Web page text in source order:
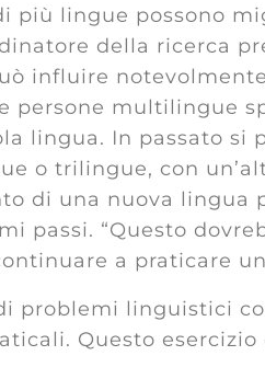
più lingue possono
della ricerca
influire
persone multilingue
lingua. In passato si
o trilingue, con
di una nuova lingua
passi. “Questo
a praticare
problemi linguistici
Questo esercizio